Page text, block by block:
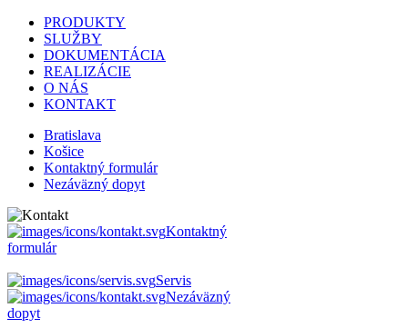
PRODUKTY
SLUŽBY
DOKUMENTÁCIA
REALIZÁCIE
O NÁS
KONTAKT
Bratislava
Košice
Kontaktný formulár
Nezáväzný dopyt
Kontaktný
formulár
Servis
Nezáväzný
dopyt